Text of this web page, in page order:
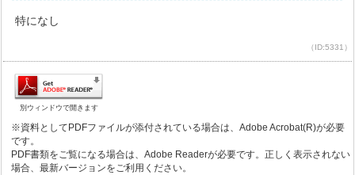
特になし
（ID:5331）
別ウィンドウで開きます
※資料としてPDFファイルが添付されている場合は、Adobe Acrobat(R)が必要
です。
PDF書類をご覧になる場合は、Adobe Readerが必要です。正しく表示されない
場合、最新バージョンをご利用ください。